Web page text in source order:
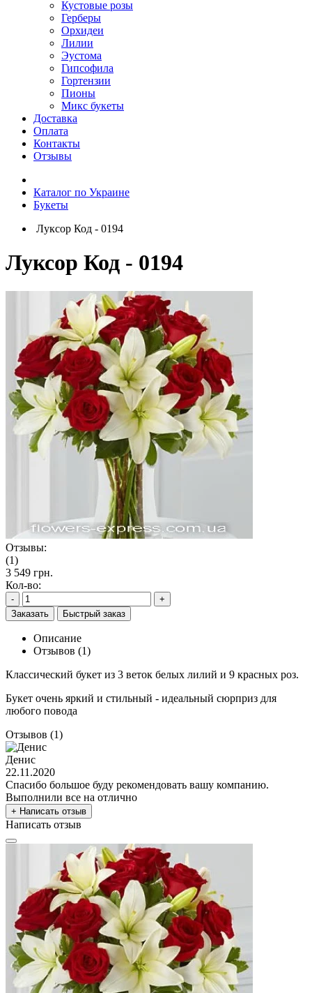
Кустовые розы
Герберы
Орхидеи
Лилии
Эустома
Гипсофила
Гортензии
Пионы
Микс букеты
Доставка
Оплата
Контакты
Отзывы
Каталог по Украине
Букеты
Луксор Код - 0194
Луксор Код - 0194
Отзывы:
(1)
3 549 грн.
Кол-во:
-
+
Заказать
Быстрый заказ
Описание
Отзывов (1)
Классический букет из 3 веток белых лилий и 9 красных роз.
Букет очень яркий и стильный - идеальный сюрприз для
любого повода
Отзывов (1)
Денис
22.11.2020
Спасибо большое буду рекомендовать вашу компанию.
Выполнили все на отлично
+ Написать отзыв
Написать отзыв